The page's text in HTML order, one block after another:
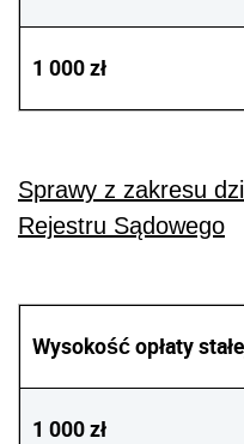
1 000 zł
Sprawy z zakresu
Rejestru Sądowego
Wysokość opłaty
1 000 zł